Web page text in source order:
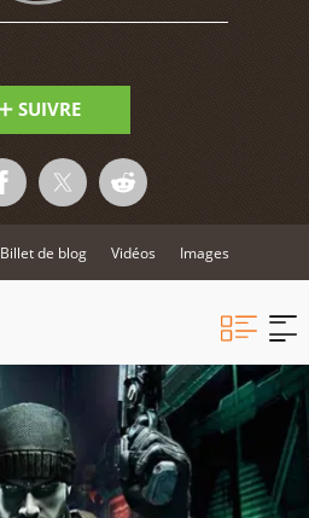
SUIVRE
Billet de blog Vidéos Images